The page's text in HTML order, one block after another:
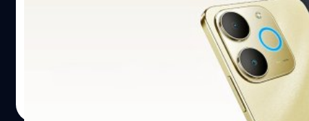
realme ได้เปิดตัว Note 70T ในยุโรป ซึ่งขับเคลื่อนด้วยขุมพลัง
ชิปเซต Unisoc, แบตเตอรี่ขนาดใหญ่ และความทนทานระดับ